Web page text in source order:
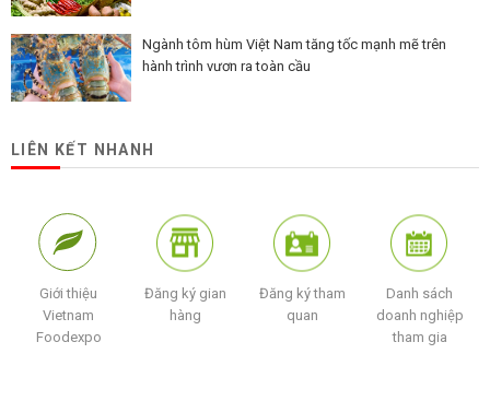
Ngành tôm hùm Việt Nam tăng tốc mạnh mẽ trên
hành trình vươn ra toàn cầu
LIÊN KẾT NHANH
Giới thiệu
Vietnam
Foodexpo
Đăng ký gian
hàng
Đăng ký tham
quan
Danh sách
doanh nghiệp
tham gia